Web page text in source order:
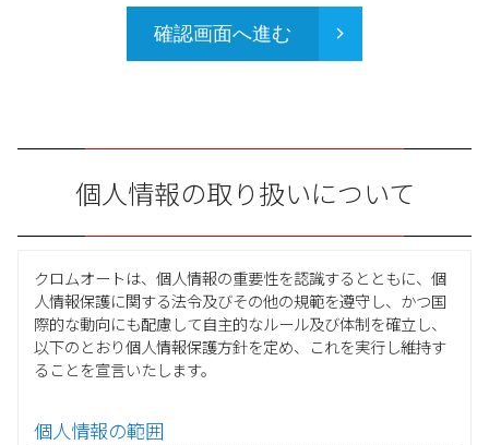
確認画面へ進む
個人情報の取り扱いについて
クロムオートは、個人情報の重要性を認識するとともに、個
人情報保護に関する法令及びその他の規範を遵守し、かつ国
際的な動向にも配慮して自主的なルール及び体制を確立し、
以下のとおり個人情報保護方針を定め、これを実行し維持す
ることを宣言いたします。
個人情報の範囲